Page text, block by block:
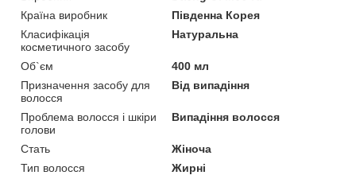
Країна виробник
Південна Корея
Класифікація
косметичного засобу
Натуральна
Об`єм
400 мл
Призначення засобу для
волосся
Від випадіння
Проблема волосся і шкіри
голови
Випадіння волосся
Стать
Жіноча
Тип волосся
Жирні